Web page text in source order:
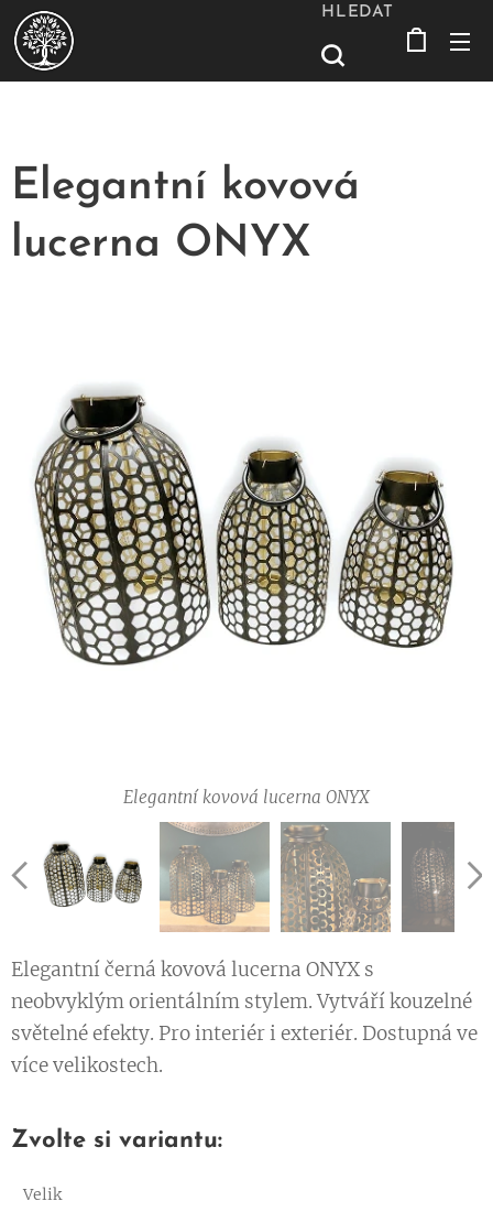
HLEDAT
Elegantní kovová
lucerna ONYX
Elegantní kovová lucerna ONYX
Elegantní kovová lucerna ONYX
Elegantní kovová lucerna ONYX
Elegantní kovová lucerna ONYX
Elegantní černá kovová lucerna ONYX s
neobvyklým orientálním stylem. Vytváří kouzelné
světelné efekty. Pro interiér i exteriér. Dostupná ve
více velikostech.
Zvolte si variantu:
Velik